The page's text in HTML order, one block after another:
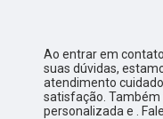
Ao entrar em
suas dúvidas,
atendimento
satisfação.
personalizada e .